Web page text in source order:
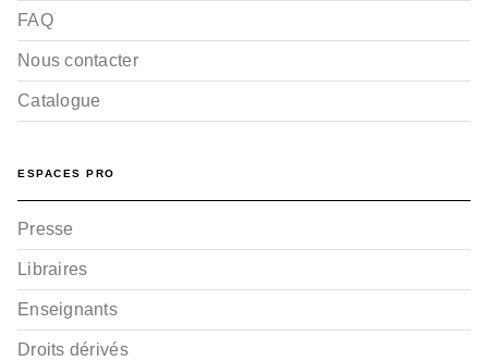
FAQ
Nous contacter
Catalogue
ESPACES PRO
Presse
Libraires
Enseignants
Droits dérivés